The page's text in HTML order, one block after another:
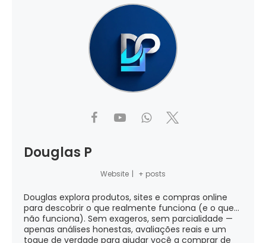
Douglas P
Website | + posts
Douglas explora produtos, sites e compras online
para descobrir o que realmente funciona (e o que...
não funciona). Sem exageros, sem parcialidade —
apenas análises honestas, avaliações reais e um
toque de verdade para ajudar você a comprar de